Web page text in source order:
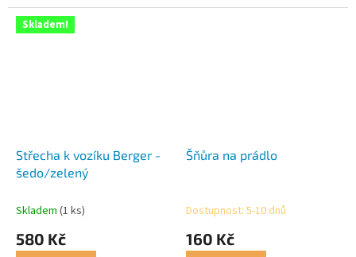
Skladem!
Střecha k vozíku Berger -
šedo/zelený
Skladem (1 ks)
580 Kč
Šňůra na prádlo
Dostupnost: 5-10 dnů
160 Kč